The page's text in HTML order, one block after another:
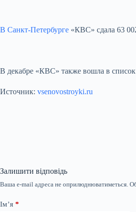
В Санкт-Петербурге «КВС» сдала 63
В декабре «КВС» также вошла в
Источник: vsenovostroyki.ru
Залишити відповідь
Ваша e-mail адреса не оприлюднюватиметься.
Ім’я *